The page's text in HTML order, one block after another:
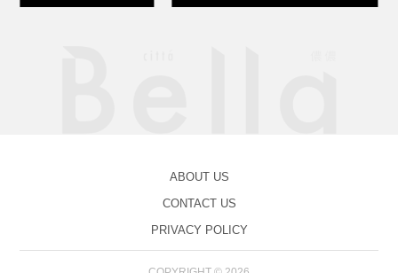
ABOUT US
CONTACT US
PRIVACY POLICY